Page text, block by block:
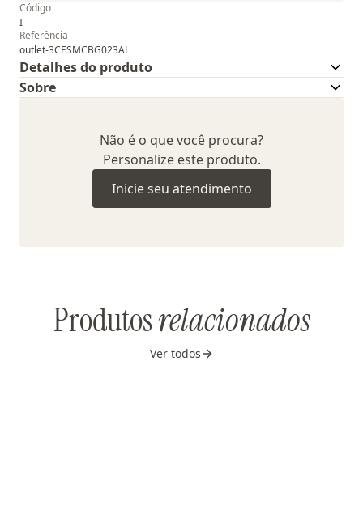
Código
I
Referência
outlet-3CESMCBG023AL
Detalhes do produto
Sobre
Não é o que você procura?
Personalize este produto.
Inicie seu atendimento
Produtosrelacionados
Ver todos